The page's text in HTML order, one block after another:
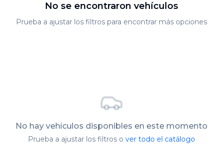
No se encontraron vehículos
Prueba a ajustar los filtros para encontrar más opciones
No hay vehículos disponibles en este momento
Prueba a ajustar los filtros o ver todo el catálogo